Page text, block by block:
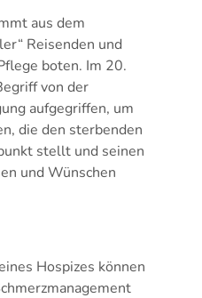
aus dem
Reisenden und
boten. Im 20.
von der
aufgegriffen, um
die den sterbenden
stellt und seinen
und Wünschen
Hospizes können